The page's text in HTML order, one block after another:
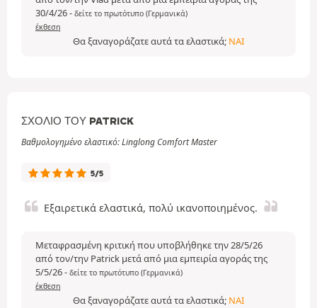
30/4/26- δείτε το πρωτότυπο (Γερμανικά)
έκθεση
Θα ξαναγοράζατε αυτά τα ελαστικά; ΝΑΙ
ΣΧΌΛΙΟ ΤΟΥ PATRICK
Βαθμολογημένο ελαστικό: Linglong Comfort Master
5/5
Εξαιρετικά ελαστικά, πολύ ικανοποιημένος.
Μεταφρασμένη κριτική που υποβλήθηκε την 28/5/26
από τον/την Patrick μετά από μια εμπειρία αγοράς της
5/5/26- δείτε το πρωτότυπο (Γερμανικά)
έκθεση
Θα ξαναγοράζατε αυτά τα ελαστικά; ΝΑΙ